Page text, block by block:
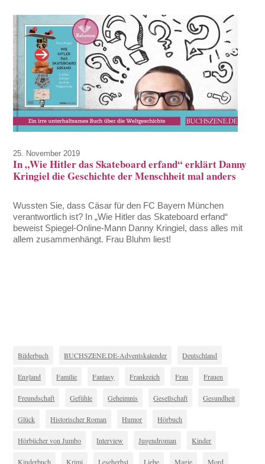
25. November 2019
In „Wie Hitler das Skateboard erfand“ erklärt Danny
Kringiel die Geschichte der Menschheit mal anders
Wussten Sie, dass Cäsar für den FC Bayern München
verantwortlich ist? In „Wie Hitler das Skateboard erfand“
beweist Spiegel-Online-Mann Danny Kringiel, dass alles mit
allem zusammenhängt. Frau Bluhm liest!
Bilderbuch BUCHSZENE.DE-Adventskalender Deutschland
England Familie Fantasy Frankreich Frau Frauen
Freundschaft Gefühle Geheimnis Gesellschaft Gesundheit
Glück Historischer Roman Humor Hörbuch
Hörbücher von Jumbo Interview Jugendroman Kinder
Kinderbuch Krimi Leseherbst Liebe Magie Mord